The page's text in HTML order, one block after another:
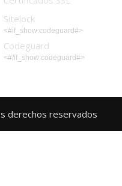
Sitelock
<#if_show:codeguard#>
Codeguard
<#/if_show:codeguard#>
derechos reservados